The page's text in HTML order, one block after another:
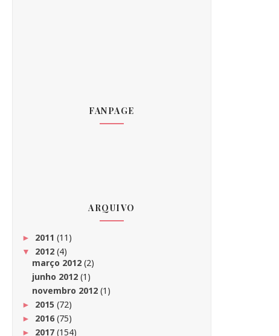
FANPAGE
ARQUIVO
► 2011 (11)
▼ 2012 (4)
março 2012 (2)
junho 2012 (1)
novembro 2012 (1)
► 2015 (72)
► 2016(75)
► 2017 (154)